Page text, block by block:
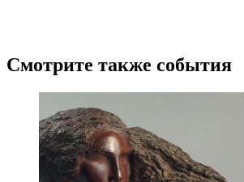
Смотрите также события